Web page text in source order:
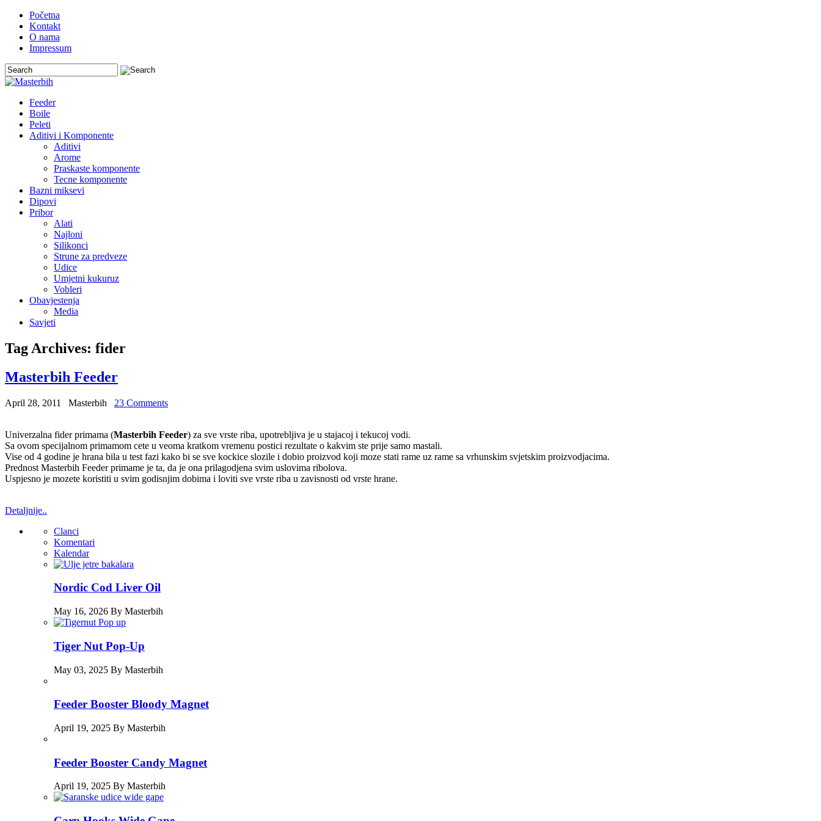
Početna
Kontakt
O nama
Impressum
Feeder
Boile
Peleti
Aditivi i Komponente
Aditivi
Arome
Praskaste komponente
Tecne komponente
Bazni miksevi
Dipovi
Pribor
Alati
Najloni
Silikonci
Strune za predveze
Udice
Umjetni kukuruz
Vobleri
Obavjestenja
Media
Savjeti
Tag Archives: fider
Masterbih Feeder
April 28, 2011 Masterbih 23 Comments
Univerzalna fider primama (Masterbih Feeder) za sve vrste riba, upotrebljiva je u stajacoj i tekucoj vodi.
Sa ovom specijalnom primamom cete u veoma kratkom vremenu postici rezultate o kakvim ste prije samo mastali.
Vise od 4 godine je hrana bila u test fazi kako bi se sve kockice slozile i dobio proizvod koji moze stati rame uz rame sa vrhunskim svjetskim proizvodjacima.
Prednost Masterbih Feeder primame je ta, da je ona prilagodjena svim uslovima ribolova.
Uspjesno je mozete koristiti u svim godisnjim dobima i loviti sve vrste riba u zavisnosti od vrste hrane.
Detaljnije..
Clanci
Komentari
Kalendar
Nordic Cod Liver Oil
May 16, 2026 By Masterbih
Tiger Nut Pop-Up
May 03, 2025 By Masterbih
Feeder Booster Bloody Magnet
April 19, 2025 By Masterbih
Feeder Booster Candy Magnet
April 19, 2025 By Masterbih